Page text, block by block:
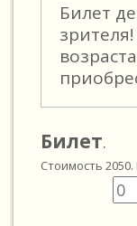
Билет
Билет.
Стоимость 2050